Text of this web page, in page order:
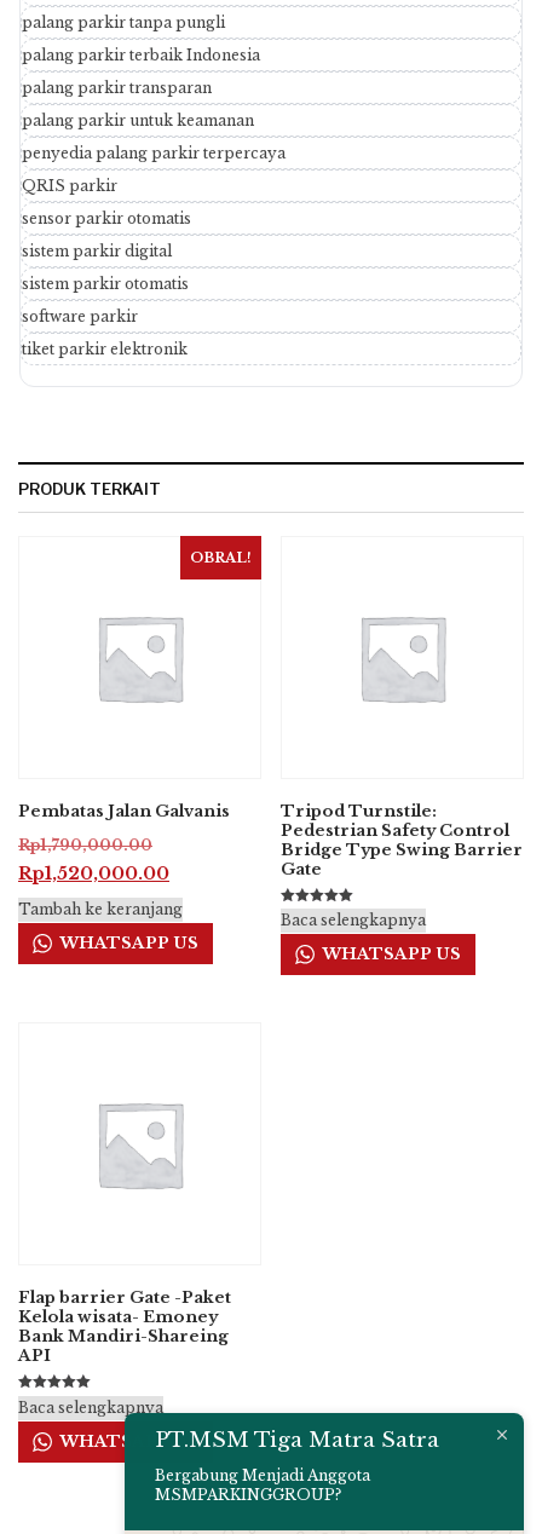
palang parkir tanpa pungli
palang parkir terbaik Indonesia
palang parkir transparan
palang parkir untuk keamanan
penyedia palang parkir terpercaya
QRIS parkir
sensor parkir otomatis
sistem parkir digital
sistem parkir otomatis
software parkir
tiket parkir elektronik
PRODUK TERKAIT
OBRAL!
Pembatas Jalan Galvanis
Rp1,790,000.00
aslinya
adalah:
Rp1,790,000.00.
Rp1,520,000.00Harga
saat
ini
adalah:
Tambah ke keranjang
WHATSAPP US
Tripod Turnstile:
Pedestrian Safety Control
Bridge Type Swing Barrier
Gate
Dinilai
5.00
Baca selengkapnya
WHATSAPP US
Flap barrier Gate -Paket
Kelola wisata- Emoney
Bank Mandiri-Shareing
API
Dinilai
5.00
Baca selengkapnya
WHATSAPP USPT.MSM Tiga Matra Satra
Bergabung Menjadi Anggota
MSMPARKINGGROUP?